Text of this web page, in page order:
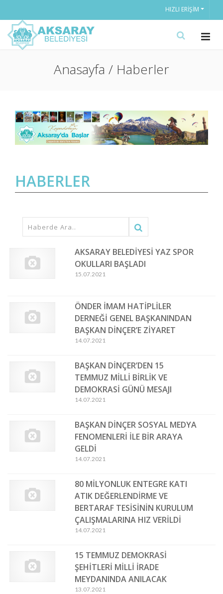
HIZLI ERIŞIM
Anasayfa / Haberler
HABERLER
AKSARAY BELEDİYESİ YAZ SPOR
OKULLARI BAŞLADI
15.07.2021
ÖNDER İMAM HATİPLİLER
DERNEĞİ GENEL BAŞKANINDAN
BAŞKAN DİNÇER’E ZİYARET
14.07.2021
BAŞKAN DİNÇER’DEN 15
TEMMUZ MİLLİ BİRLİK VE
DEMOKRASİ GÜNÜ MESAJI
14.07.2021
BAŞKAN DİNÇER SOSYAL MEDYA
FENOMENLERİ İLE BİR ARAYA
GELDİ
14.07.2021
80 MİLYONLUK ENTEGRE KATI
ATIK DEĞERLENDİRME VE
BERTARAF TESİSİNİN KURULUM
ÇALIŞMALARINA HIZ VERİLDİ
14.07.2021
15 TEMMUZ DEMOKRASİ
ŞEHİTLERİ MİLLİ İRADE
MEYDANINDA ANILACAK
13.07.2021